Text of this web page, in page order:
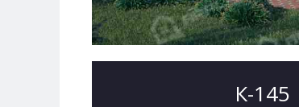
К-145